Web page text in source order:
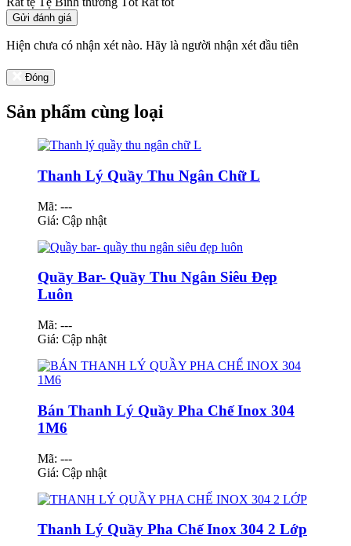
Gửi đánh giá
Hiện chưa có nhận xét nào. Hãy là người nhận xét đầu tiên
Đóng
Sản phẩm cùng loại
Thanh Lý Quầy Thu Ngân Chữ L
Mã: ---
Giá: Cập nhật
Quầy Bar- Quầy Thu Ngân Siêu Đẹp
Luôn
Mã: ---
Giá: Cập nhật
Bán Thanh Lý Quầy Pha Chế Inox 304
1M6
Mã: ---
Giá: Cập nhật
Thanh Lý Quầy Pha Chế Inox 304 2 Lớp